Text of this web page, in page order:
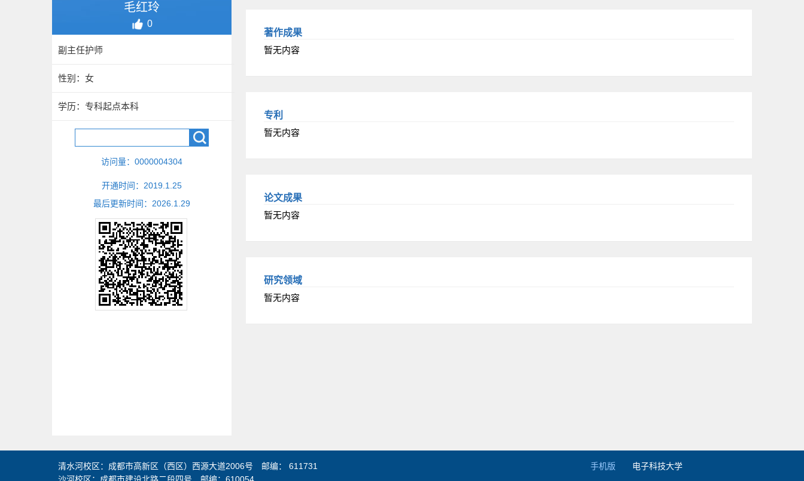
毛红玲
0
副主任护师
性别：女
学历：专科起点本科
访问量： 0000004304
开通时间： 2019 1 25
最后更新时间： 2026 1 29
著作成果
暂无内容
专利
暂无内容
论文成果
暂无内容
研究领域
暂无内容
清水河校区：成都市高新区（西区）西源大道2006号 邮编： 611731
手机版 电子科技大学